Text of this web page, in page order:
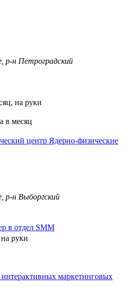
р-н Петроградский
на руки
в месяц
центр Ядерно-физические
р-н Выборгский
в отдел SMM
на руки
маркетинговых